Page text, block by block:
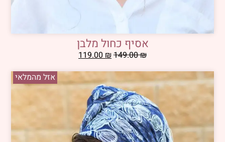
אסיף כחול מלבן
149.00₪
119.00 ₪
אזל מהמלאי